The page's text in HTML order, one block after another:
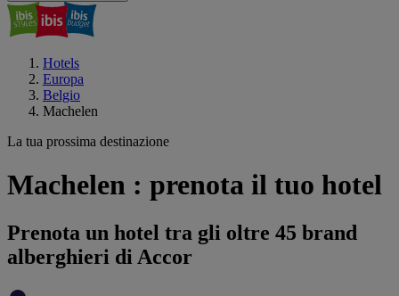
Hotels
Europa
Belgio
Machelen
La tua prossima destinazione
Machelen : prenota il tuo hotel
Prenota un hotel tra gli oltre 45 brand
alberghieri di Accor